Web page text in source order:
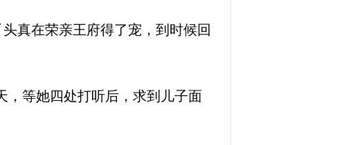
真在荣亲王府得了宠，到时候回
等她四处打听后，求到儿子面